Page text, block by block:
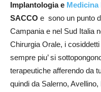
Implantologia e Medicina
SACCO e sono un punto
Campania e nel Sud Italia
Chirurgia Orale, i
sempre piu’ si
terapeutiche afferendo da
quindi da Salerno,